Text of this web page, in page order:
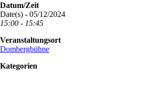
Datum/Zeit
Date(s) - 05/12/2024
15:00 - 15:45
Veranstaltungsort
Dombergbühne
Kategorien